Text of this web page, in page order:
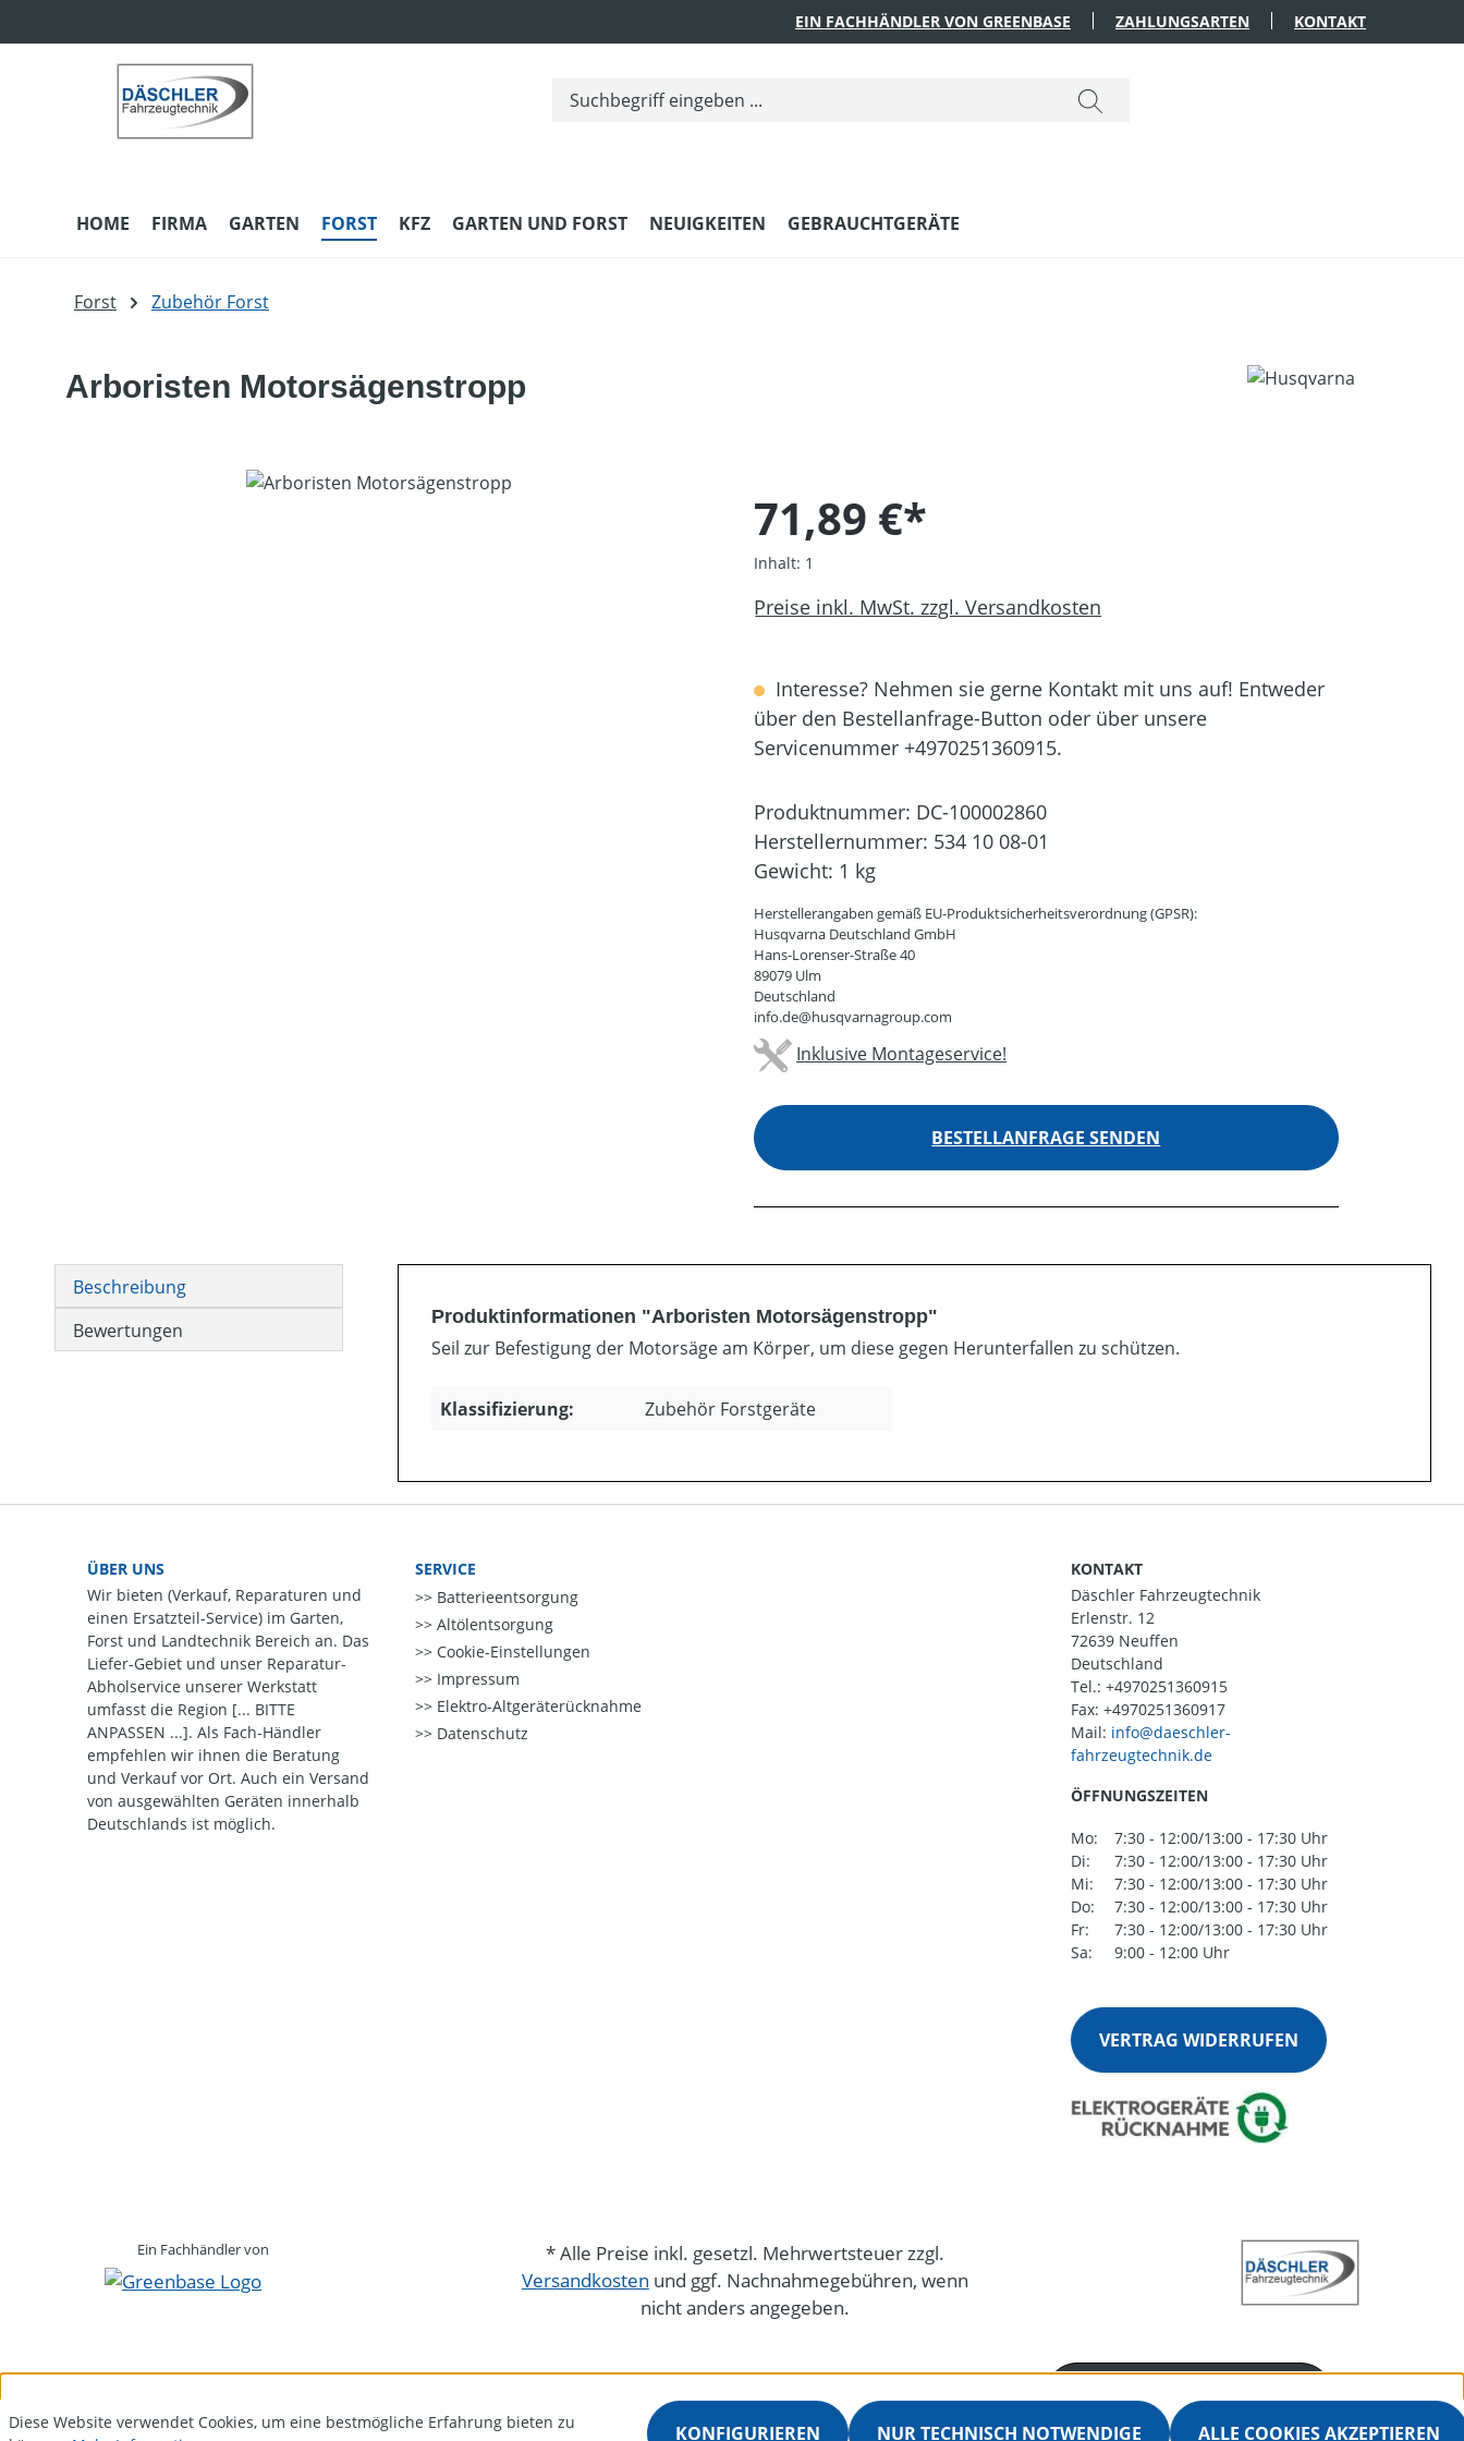
EIN FACHHÄNDLER VON GREENBASE ZAHLUNGSARTEN KONTAKT
HOME FIRMA GARTEN FORST KFZ GARTEN UND FORST NEUIGKEITEN GEBRAUCHTGERÄTE
Forst Zubehör Forst
Arboristen Motorsägenstropp
Bildergalerie überspringen
71,89 €*
Inhalt: 1
Preise inkl. MwSt. zzgl. Versandkosten
Interesse? Nehmen sie gerne Kontakt mit uns auf! Entweder
über den Bestellanfrage-Button oder über unsere
Servicenummer +4970251360915.
Produktnummer: DC-100002860
Herstellernummer: 534 10 08-01
Gewicht: 1 kg
Herstellerangaben gemäß EU-Produktsicherheitsverordnung (GPSR):
Husqvarna Deutschland GmbH
Hans-Lorenser-Straße 40
89079 Ulm
Deutschland
info.de@husqvarnagroup.com
Inklusive Montageservice!
BESTELLANFRAGE SENDEN
Beschreibung
Bewertungen
Produktinformationen "Arboristen Motorsägenstropp"
Seil zur Befestigung der Motorsäge am Körper, um diese gegen Herunterfallen zu schützen.
Klassifizierung: Zubehör Forstgeräte
ÜBER UNS
Wir bieten (Verkauf, Reparaturen und
einen Ersatzteil-Service) im Garten,
Forst und Landtechnik Bereich an. Das
Liefer-Gebiet und unser Reparatur-
Abholservice unserer Werkstatt
umfasst die Region [... BITTE
ANPASSEN ...]. Als Fach-Händler
empfehlen wir ihnen die Beratung
und Verkauf vor Ort. Auch ein Versand
von ausgewählten Geräten innerhalb
Deutschlands ist möglich.
SERVICE
Batterieentsorgung
Altölentsorgung
Cookie-Einstellungen
Impressum
Elektro-Altgeräterücknahme
Datenschutz
KONTAKT
Däschler Fahrzeugtechnik
Erlenstr. 12
72639 Neuffen
Deutschland
Tel.: +4970251360915
Fax: +4970251360917
Mail:
ÖFFNUNGSZEITEN
Mo:
7:30 - 12:00/13:00 - 17:30 Uhr
Di:
7:30 - 12:00/13:00 - 17:30 Uhr
Mi:
7:30 - 12:00/13:00 - 17:30 Uhr
Do:
7:30 - 12:00/13:00 - 17:30 Uhr
Fr:
7:30 - 12:00/13:00 - 17:30 Uhr
Sa:
9:00 - 12:00 Uhr
VERTRAG WIDERRUFEN
Ein Fachhändler von
* Alle Preise inkl. gesetzl. Mehrwertsteuer zzgl.
Versandkosten und ggf. Nachnahmegebühren, wenn
nicht anders angegeben.
+4970251360915
Diese Website verwendet Cookies, um eine bestmögliche Erfahrung bieten zu
NUR TECHNISCH NOTWENDIGE
KONFIGURIEREN ALLE COOKIES AKZEPTIEREN